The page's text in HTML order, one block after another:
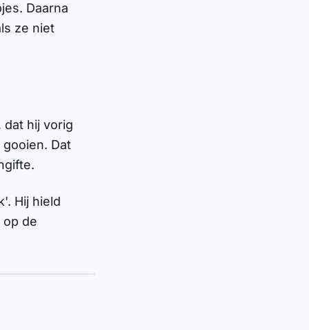
Daarna
ze niet
dat hij vorig
Dat
Hij hield
de